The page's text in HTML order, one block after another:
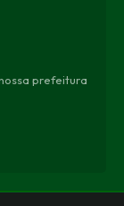
prefeitura